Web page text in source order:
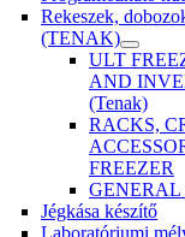
Rekeszek,
(TENAK)
ULT
AND
(Tenak)
RACKS,
FREEZER
GENERAL
Jégkása készítő
Laboratóriumi